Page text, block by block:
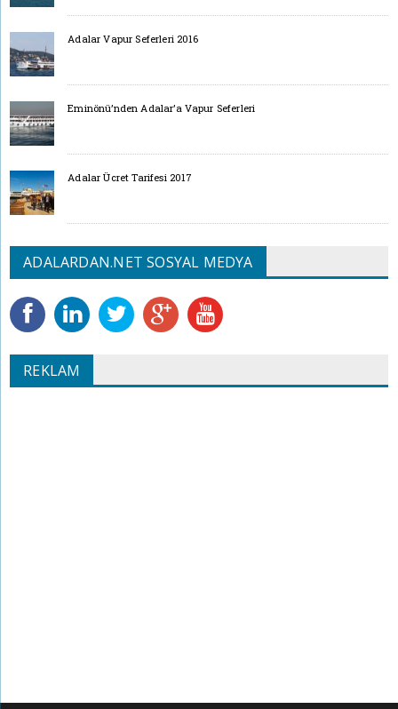
Adalar Vapur Seferleri 2016
Eminönü’nden Adalar’a Vapur Seferleri
Adalar Ücret Tarifesi 2017
ADALARDAN.NET SOSYAL MEDYA
REKLAM